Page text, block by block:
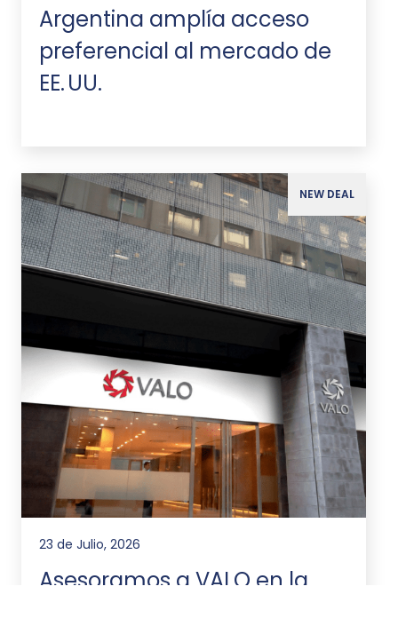
Argentina amplía acceso
preferencial al mercado de
EE. UU.
NEW DEAL
23 de Julio, 2026
Asesoramos a VALO en la